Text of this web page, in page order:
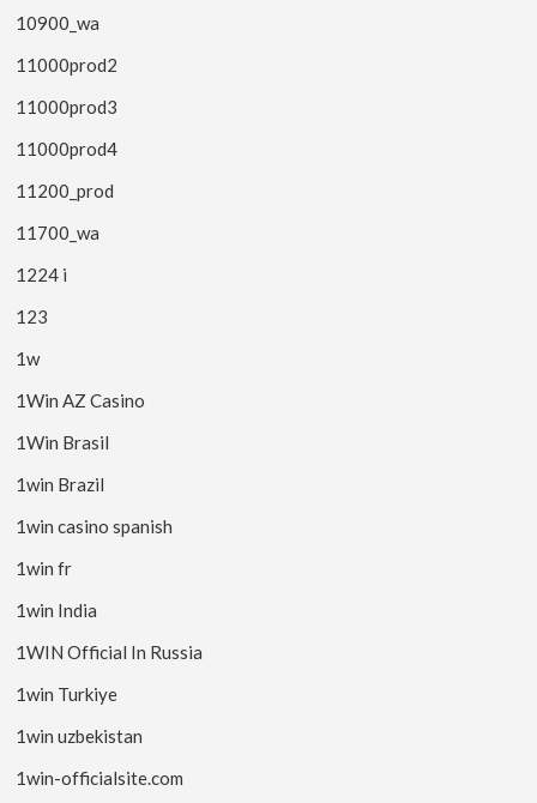
10900_wa
11000prod2
11000prod3
11000prod4
11200_prod
11700_wa
1224 i
123
1w
1Win AZ Casino
1Win Brasil
1win Brazil
1win casino spanish
1win fr
1win India
1WIN Official In Russia
1win Turkiye
1win uzbekistan
1win-officialsite.com